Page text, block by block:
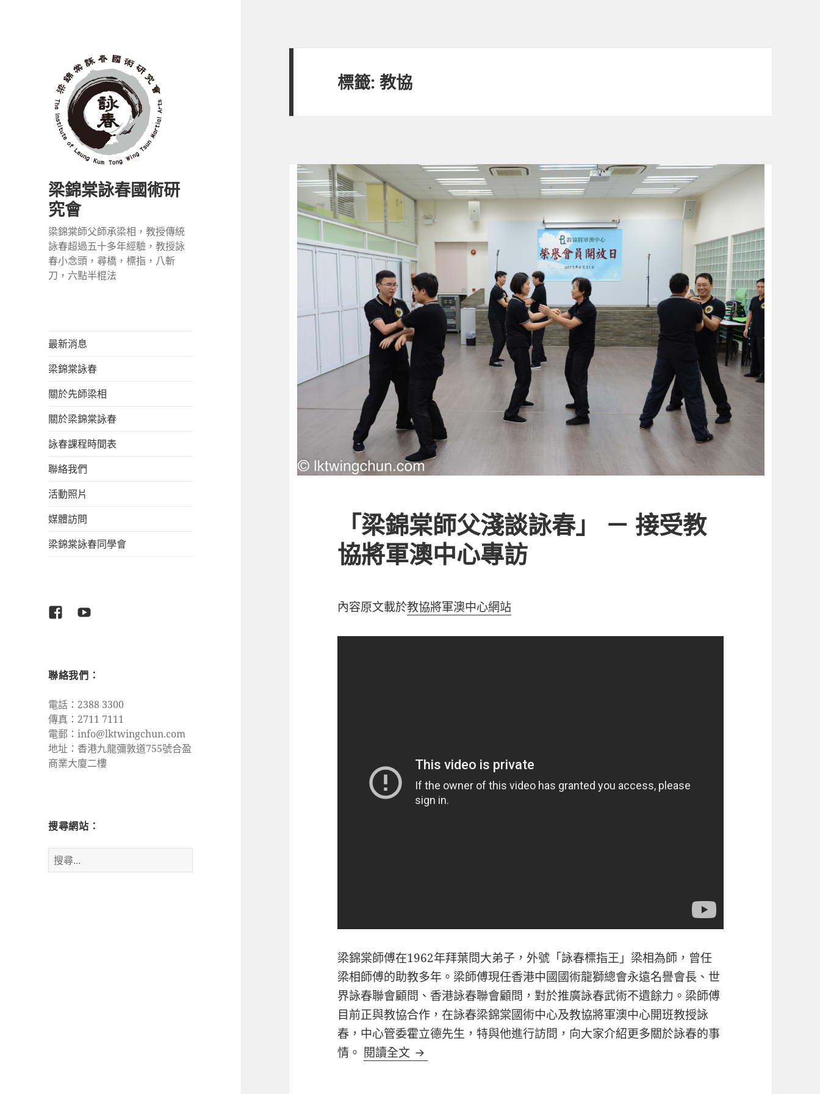
梁錦棠詠春國術研
究會
梁錦棠師父師承梁相，教授傳統
詠春超過五十多年經驗，教授詠
春小念頭，尋橋，標指，八斬
刀，六點半棍法
最新消息
梁錦棠詠春
關於先師梁相
關於梁錦棠詠春
詠春課程時間表
聯絡我們
活動照片
媒體訪問
梁錦棠詠春同學會
FacebookYoutube
聯絡我們：
電話：2388 3300
傳真：2711 7111
電郵：info@lktwingchun.com
地址：香港九龍彌敦道755號合盈
商業大廈二樓
搜尋網站：
搜
尋
標籤:教協
「梁錦棠師父淺談詠春」 － 接受教
協將軍澳中心專訪
內容原文載於教協將軍澳中心網站
梁錦棠師傅在1962年拜葉問大弟子，外號「詠春標指王」梁相為師，曾任
梁相師傅的助教多年。梁師傅現任香港中國國術龍獅總會永遠名譽會長、世
界詠春聯會顧問、香港詠春聯會顧問，對於推廣詠春武術不遺餘力。梁師傅
目前正與教協合作，在詠春梁錦棠國術中心及教協將軍澳中心開班教授詠
春，中心管委霍立德先生，特與他進行訪問，向大家介紹更多關於詠春的事
情。 閱讀全文 「梁錦棠師父淺談詠春」 － 接受教協將軍澳中心專訪